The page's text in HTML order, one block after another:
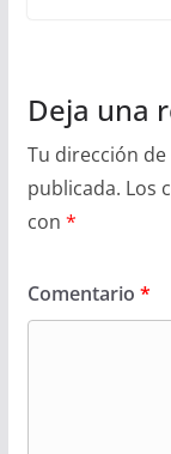
Deja una
Tu dirección
publicada. Los
con *
Comentario *